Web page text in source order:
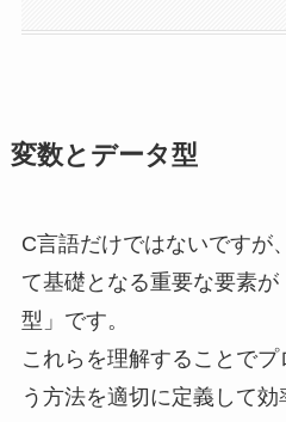
変数とデータ型
C言語だけではないですが
て基礎となる重要な要素が
型」です。
これらを理解することで
う方法を適切に定義して